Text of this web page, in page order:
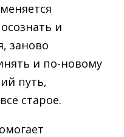
и
заново
и по-новому
путь,
старое.